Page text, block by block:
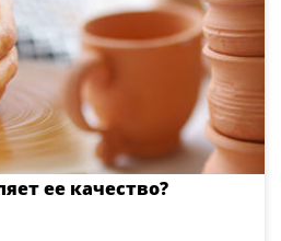
ее качество?